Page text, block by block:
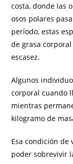
costa, donde las
osos polares
período, estas
de grasa
escasez.
Algunos
corporal cuando
mientras
kilogramo de
Esa condición
poder sobrevivir